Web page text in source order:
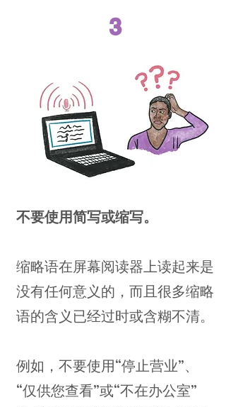
3
不要使用简写或缩写。
缩略语在屏幕阅读器上读起来是
没有任何意义的，而且很多缩略
语的含义已经过时或含糊不清。
例如，不要使用“停止营业”、
“仅供您查看”或“不在办公室”